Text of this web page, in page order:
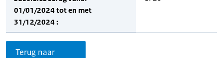
01/01/2024 tot en met
31/12/2024 :
Terug naar